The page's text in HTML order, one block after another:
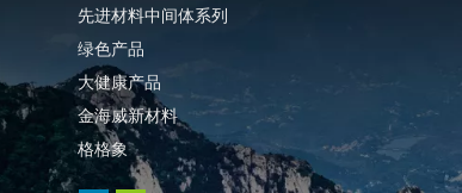
先进材料中间体系列
绿色产品
大健康产品
金海威新材料
格格象